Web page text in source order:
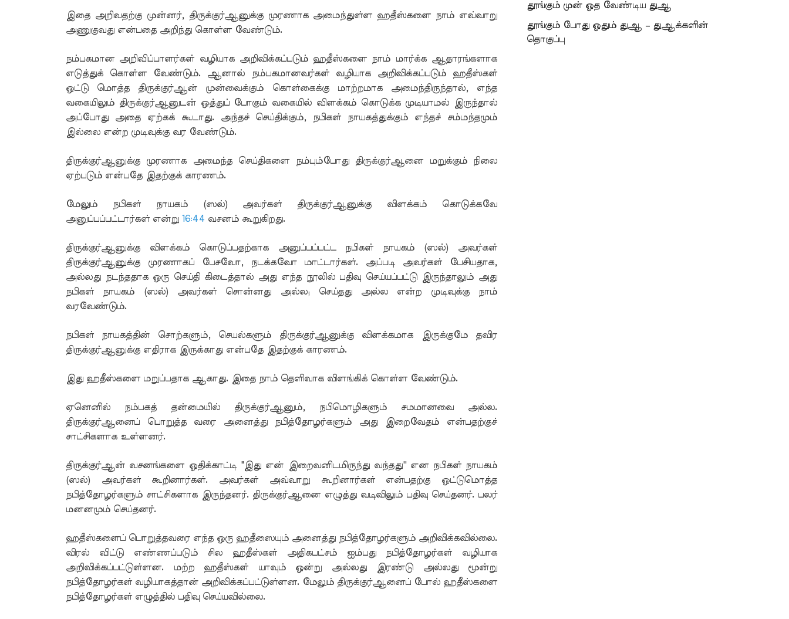
இதை அறிவதற்கு முன்னர், திருக்குர்ஆனுக்கு முரணாக அமைந்துள்ள ஹதீஸ்களை நாம் எவ்வாறு
அணுகுவது என்பதை அறிந்து கொள்ள வேண்டும்.
நம்பகமான அறிவிப்பாளர்கள் வழியாக அறிவிக்கப்படும் ஹதீஸ்களை நாம் மார்க்க ஆதாரங்களாக
எடுத்துக் கொள்ள வேண்டும். ஆனால் நம்பகமானவர்கள் வழியாக அறிவிக்கப்படும் ஹதீஸ்கள்
ஒட்டு மொத்த திருக்குர்ஆன் முன்வைக்கும் கொள்கைக்கு மாற்றமாக அமைந்திருந்தால், எந்த
வகையிலும் திருக்குர்ஆனுடன் ஒத்துப் போகும் வகையில் விளக்கம் கொடுக்க முடியாமல் இருந்தால்
அப்போது அதை ஏற்கக் கூடாது. அந்தச் செய்திக்கும், நபிகள் நாயகத்துக்கும் எந்தச் சம்மந்தமும்
இல்லை என்ற முடிவுக்கு வர வேண்டும்.
திருக்குர்ஆனுக்கு முரணாக அமைந்த செய்திகளை நம்பும்போது திருக்குர்ஆனை மறுக்கும் நிலை
ஏற்படும் என்பதே இதற்குக் காரணம்.
மேலும் நபிகள் நாயகம் (ஸல்) அவர்கள் திருக்குர்ஆனுக்கு விளக்கம் கொடுக்கவே
அனுப்பப்பட்டார்கள் என்று 16:44 வசனம் கூறுகிறது.
திருக்குர்ஆனுக்கு விளக்கம் கொடுப்பதற்காக அனுப்பப்பட்ட நபிகள் நாயகம் (ஸல்) அவர்கள்
திருக்குர்ஆனுக்கு முரணாகப் பேசவோ, நடக்கவோ மாட்டார்கள். அப்படி அவர்கள் பேசியதாக,
அல்லது நடந்ததாக ஒரு செய்தி கிடைத்தால் அது எந்த நூலில் பதிவு செய்யப்பட்டு இருந்தாலும் அது
நபிகள் நாயகம் (ஸல்) அவர்கள் சொன்னது அல்ல; செய்தது அல்ல என்ற முடிவுக்கு நாம்
வரவேண்டும்.
நபிகள் நாயகத்தின் சொற்களும், செயல்களும் திருக்குர்ஆனுக்கு விளக்கமாக இருக்குமே தவிர
திருக்குர்ஆனுக்கு எதிராக இருக்காது என்பதே இதற்குக் காரணம்.
இது ஹதீஸ்களை மறுப்பதாக ஆகாது. இதை நாம் தெளிவாக விளங்கிக் கொள்ள வேண்டும்.
ஏனெனில் நம்பகத் தன்மையில் திருக்குர்ஆனும், நபிமொழிகளும் சமமானவை அல்ல.
திருக்குர்ஆனைப் பொறுத்த வரை அனைத்து நபித்தோழர்களும் அது இறைவேதம் என்பதற்குச்
சாட்சிகளாக உள்ளனர்.
திருக்குர்ஆன் வசனங்களை ஓதிக்காட்டி "இது என் இறைவனிடமிருந்து வந்தது'' என நபிகள் நாயகம்
(ஸல்) அவர்கள் கூறினார்கள். அவர்கள் அவ்வாறு கூறினார்கள் என்பதற்கு ஒட்டுமொத்த
நபித்தோழர்களும் சாட்சிகளாக இருந்தனர். திருக்குர்ஆனை எழுத்து வடிவிலும் பதிவு செய்தனர். பலர்
மனனமும் செய்தனர்.
ஹதீஸ்களைப் பொறுத்தவரை எந்த ஒரு ஹதீஸையும் அனைத்து நபித்தோழர்களும் அறிவிக்கவில்லை.
விரல் விட்டு எண்ணப்படும் சில ஹதீஸ்கள் அதிகபட்சம் ஐம்பது நபித்தோழர்கள் வழியாக
அறிவிக்கப்பட்டுள்ளன. மற்ற ஹதீஸ்கள் யாவும் ஒன்று அல்லது இரண்டு அல்லது மூன்று
நபித்தோழர்கள் வழியாகத்தான் அறிவிக்கப்பட்டுள்ளன. மேலும் திருக்குர்ஆனைப் போல் ஹதீஸ்களை
நபித்தோழர்கள் எழுத்தில் பதிவு செய்யவில்லை.
தூங்கும் முன் ஓத வேண்டிய துஆ
தூங்கும் போது ஓதும் துஆ – துஆக்களின்
தொகுப்பு